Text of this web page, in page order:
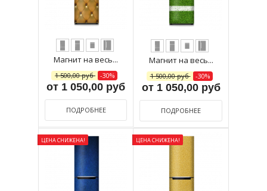
Магнит на весь...
1 500,00 руб -30%
от 1 050,00 руб
ПОДРОБНЕЕ
Магнит на весь...
1 500,00 руб -30%
от 1 050,00 руб
ПОДРОБНЕЕ
ЦЕНА СНИЖЕНА! ЦЕНА СНИЖЕНА!